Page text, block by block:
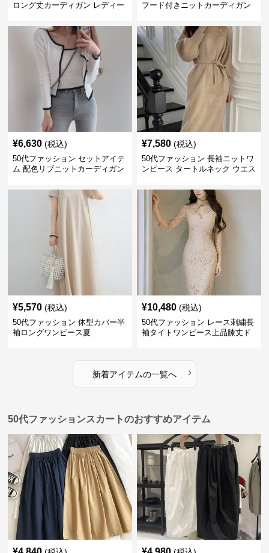
ロング丈カーディガン レディー
フード付きニットカーディガン
¥6,630 (税込)
50代ファッション セットアイテ
ム 配色リブニットカーディガン
¥7,580 (税込)
50代ファッション 長袖ニットワ
ンピース タートルネック ウエス
¥5,570 (税込)
50代ファッション 体型カバー半
袖ロングワンピース夏
¥10,480 (税込)
50代ファッション レース刺繍長
袖タイトワンピース上品膝丈ド
新着アイテムの一覧へ ›
50代ファッションスカートのおすすめアイテム